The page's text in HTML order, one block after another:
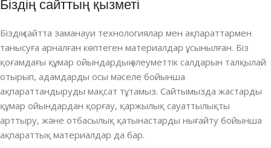
Біздің сайттың қызметі
Біздің сайтта заманауи технологиялар мен ақпараттармен
танысуға арналған көптеген материалдар ұсынылған. Біз
қоғамдағы құмар ойындардың әлеуметтік салдарын талқылай
отырып, адамдарды осы мәселе бойынша
ақпараттандыруды мақсат тұтамыз. Сайтымызда жастарды
құмар ойындардан қорғау, қаржылық сауаттылықты
арттыру, және отбасылық қатынастарды нығайту бойынша
ақпараттық материалдар да бар.